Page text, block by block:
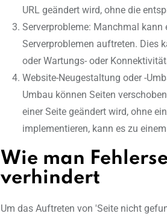
URL geändert wird, ohne die
Serverprobleme: Manchmal
Serverproblemen auftreten. Dies
oder Wartungs- oder
Website-Neugestaltung oder -
Umbau können Seiten
einer Seite geändert wird, ohne
implementieren, kann es zu
Wie man
verhindert
Um das Auftreten von 'Seite nicht